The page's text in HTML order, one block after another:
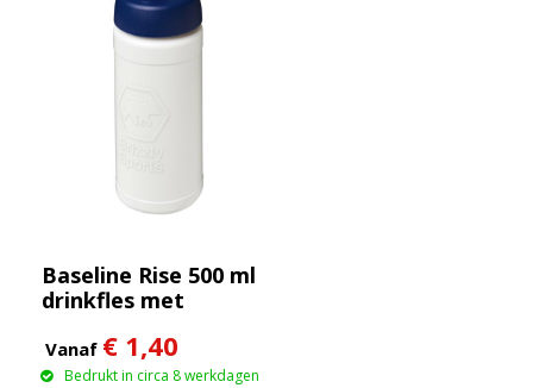
Baseline Rise 500 ml
drinkfles met
Vanaf € 1,40
Bedrukt in circa 8 werkdagen